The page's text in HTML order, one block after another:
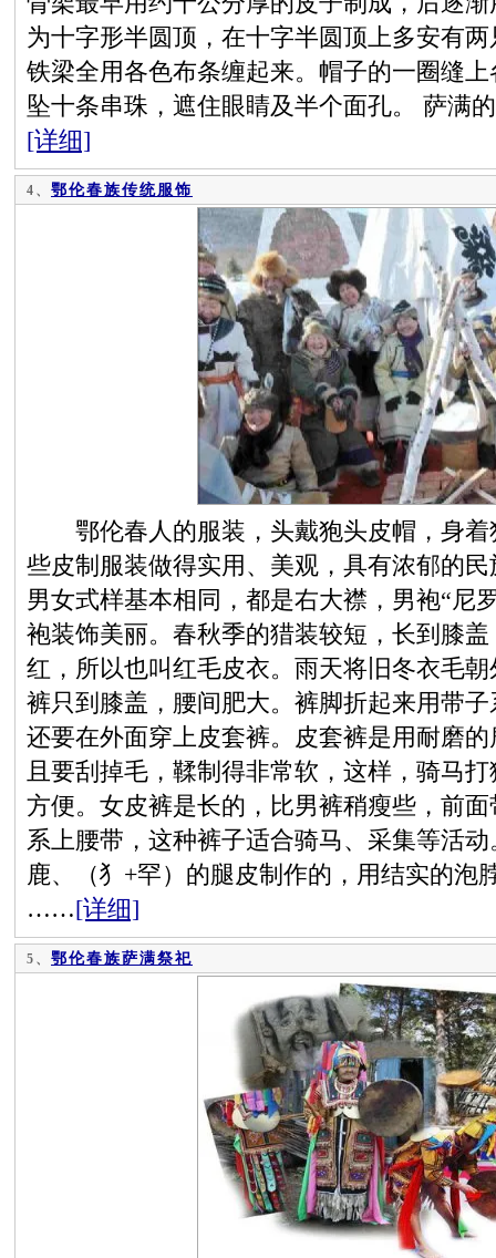
为十字形半圆顶，在十字半圆顶上多安有
铁梁全用各色布条缠起来。帽子的一圈缝
坠十条串珠，遮住眼睛及半个面孔。 萨
[详细]
4、 鄂伦春族传统服饰
鄂伦春人的服装，头戴狍头皮帽，身着
些皮制服装做得实用、美观，具有浓郁的
男女式样基本相同，都是右大襟，男袍“尼
袍装饰美丽。春秋季的猎装较短，长到膝
红，所以也叫红毛皮衣。雨天将旧冬衣毛
裤只到膝盖，腰间肥大。裤脚折起来用带
还要在外面穿上皮套裤。皮套裤是用耐磨
且要刮掉毛，鞣制得非常软，这样，骑马
方便。女皮裤是长的，比男裤稍瘦些，前
系上腰带，这种裤子适合骑马、采集等活
鹿、（犭+罕）的腿皮制作的，用结实的泡
……[详细]
5、 鄂伦春族萨满祭祀